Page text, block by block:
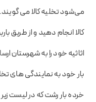
می‌شود تخلیه کالا می
کالا انجام دهید و از طریق
اثاثیه خود را به شهرستان
بار خود به نمایندگی های
خرده بار رشت که در لیست